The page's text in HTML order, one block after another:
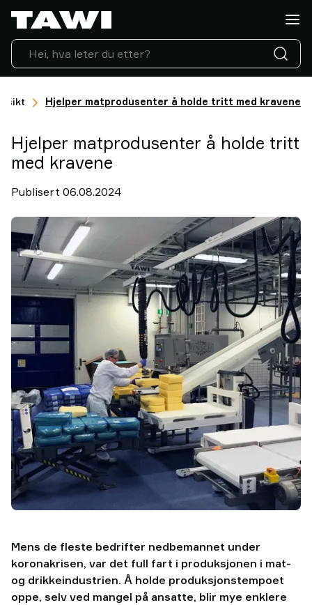
Hjelper matprodusenter å holde tritt med kravene
Hjelper matprodusenter å holde tritt
med kravene
Publisert 06.08.2024
Mens de fleste bedrifter nedbemannet under
koronakrisen, var det full fart i produksjonen i mat-
og drikkeindustrien. Å holde produksjonstempoet
oppe, selv ved mangel på ansatte, blir mye enklere
Hva
vil
du
løfte?
Løfteutstyr
&
Support
Referanser
Innsikt
oss
Hvorfor
TAWI?